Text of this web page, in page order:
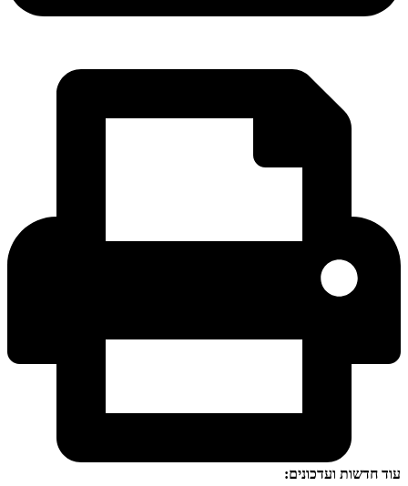
עוד חדשות ועדכונים: